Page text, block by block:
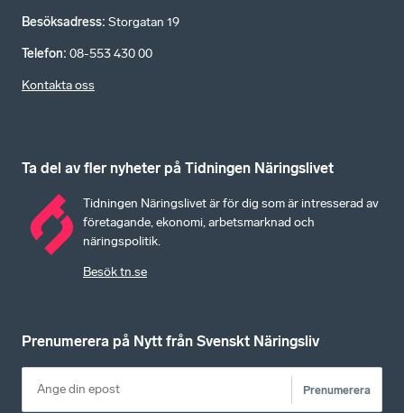
Besöksadress: Storgatan 19
Telefon: 08-553 430 00
Kontakta oss
Ta del av fler nyheter på Tidningen Näringslivet
Tidningen Näringslivet är för dig som är intresserad av
företagande, ekonomi, arbetsmarknad och
näringspolitik.
Besök tn.se
Prenumerera på Nytt från Svenskt Näringsliv
Prenumerera